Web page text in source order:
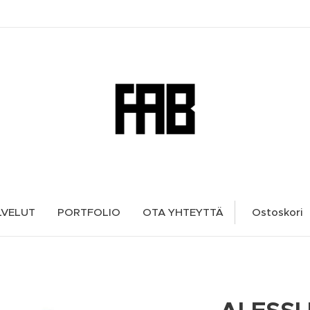
PORTFOLIO OTA YHTEYTTÄ Ostoskori